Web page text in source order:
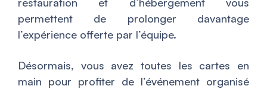
permettent de prolonger davantage
l’expérience offerte par l’équipe.
Désormais, vous avez toutes les cartes en
main pour profiter de l’événement organisé